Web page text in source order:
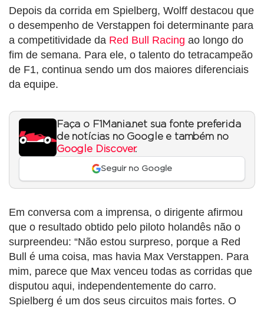
Depois da corrida em Spielberg, Wolff destacou que
o desempenho de Verstappen foi determinante para
a competitividade da Red Bull Racing ao longo do
fim de semana. Para ele, o talento do tetracampeão
de F1, continua sendo um dos maiores diferenciais
da equipe.
Faça o F1Mania.net sua fonte preferida
de notícias no Google e também no
Google Discover.
Seguir no Google
Em conversa com a imprensa, o dirigente afirmou
que o resultado obtido pelo piloto holandês não o
surpreendeu: “Não estou surpreso, porque a Red
Bull é uma coisa, mas havia Max Verstappen. Para
mim, parece que Max venceu todas as corridas que
disputou aqui, independentemente do carro.
Spielberg é um dos seus circuitos mais fortes. O